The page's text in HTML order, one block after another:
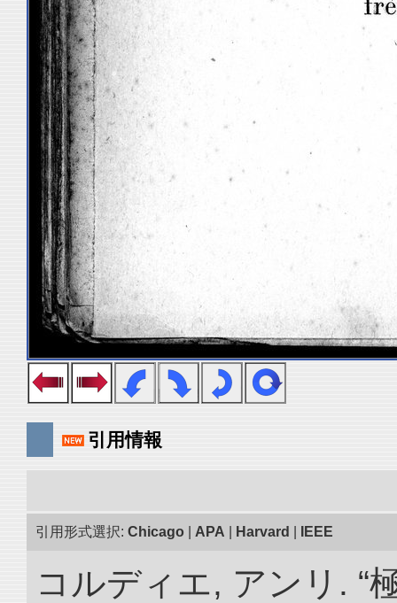
引用情報
引用形式選択: Chicago APA Harvard IEEE
コルディエ, アンリ. “